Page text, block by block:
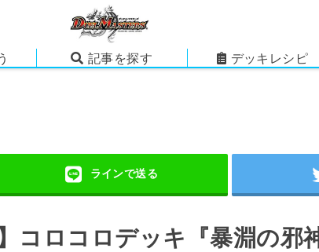
記事を探す デッキレシピ
コロコロデッキ『暴淵の邪